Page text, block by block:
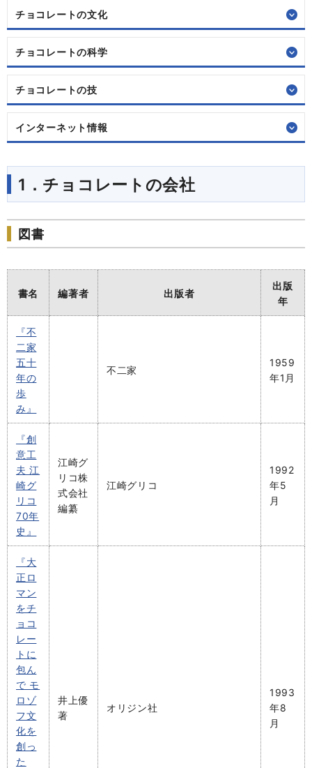
チョコレートの文化
チョコレートの科学
チョコレートの技
インターネット情報
1．チョコレートの会社
図書
書名 編著者 出版者
出版
年
『不
二家
五十
年の
歩
み』
不二家
1959
年1月
『創
意工
夫 江
崎グ
リコ
70年
史』
江崎グ
リコ株
式会社
編纂
江崎グリコ
1992
年5
月
『大
正ロ
マン
をチ
ョコ
レー
トに
包ん
で モ
ロゾ
フ文
化を
創っ
た
井上優
著
オリジン社
1993
年8
月